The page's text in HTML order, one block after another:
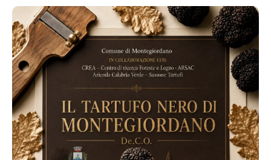
Vibo Valentia
Reggio Calabria
Cosenza
Lamezia Terme